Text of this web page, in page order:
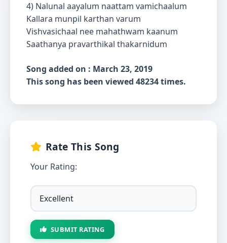
4) Nalunal aayalum naattam vamichaalum
Kallara munpil karthan varum
Vishvasichaal nee mahathwam kaanum
Saathanya pravarthikal thakarnidum
Song added on : March 23, 2019
This song has been viewed 48234 times.
Rate This Song
Your Rating:
SUBMIT RATING